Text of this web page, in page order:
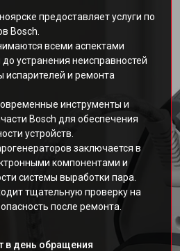
предоставляет услуги по
Bosch.
всеми аспектами
устранения неисправностей
испарителей и ремонта
инструменты и
Bosch для обеспечения
устройств.
заключается в
компонентами и
системы выработки пара.
тщательную проверку на
после ремонта.
в день обращения